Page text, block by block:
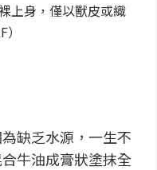
上身，僅以獸皮或織
缺乏水源，一生不
牛油成膏狀塗抹全